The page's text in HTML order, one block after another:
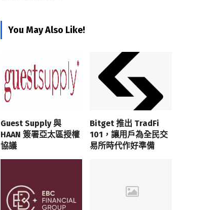
You May Also Like!
Guest Supply 與
HAAN 簽署亞太區授權
協議
Bitget 推出 TradFi
101，讓用戶為全民交
易所時代作好準備